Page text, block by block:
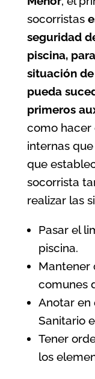
socorristas
seguridad
piscina,
situación
pueda
primeros
como hacer
internas
que
socorrista
realizar las
Pasar el
piscina.
Mantener
comunes
Anotar en
Sanitario
Tener
los